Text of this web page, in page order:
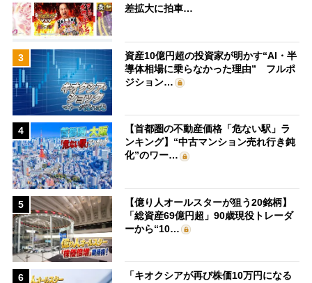
差拡大に拍車…
3
資産10億円超の投資家が明かす“AI・半
導体相場に乗らなかった理由” フルポ
ジション…
4
【首都圏の不動産価格「危ない駅」ラ
ンキング】“中古マンション売れ行き鈍
化”のワー…
5
【億り人オールスターが狙う20銘柄】
「総資産69億円超」90歳現役トレーダ
ーから“10…
6 「キオクシアが再び株価10万円になる